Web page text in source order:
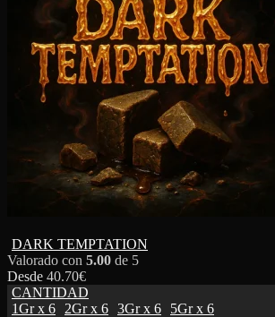
DARK TEMPTATION
Valorado con 5.00 de 5
Desde 40.70€
CANTIDAD
1Gr x 6
2Gr x 6 3Gr x 6 5Gr x 6